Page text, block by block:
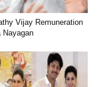
Vijay Remuneration
Nayagan